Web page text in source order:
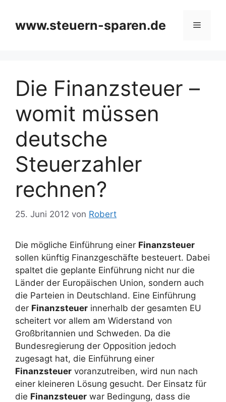
springen
www.steuern-sparen.de Menü
Die Finanzsteuer –
womit müssen
deutsche
Steuerzahler
rechnen?
25. Juni 2012 von Robert
Die mögliche Einführung einer Finanzsteuer
sollen künftig Finanzgeschäfte besteuert. Dabei
spaltet die geplante Einführung nicht nur die
Länder der Europäischen Union, sondern auch
die Parteien in Deutschland. Eine Einführung
der Finanzsteuer innerhalb der gesamten EU
scheitert vor allem am Widerstand von
Großbritannien und Schweden. Da die
Bundesregierung der Opposition jedoch
zugesagt hat, die Einführung einer
Finanzsteuer voranzutreiben, wird nun nach
einer kleineren Lösung gesucht. Der Einsatz für
die Finanzsteuer war Bedingung, dass die